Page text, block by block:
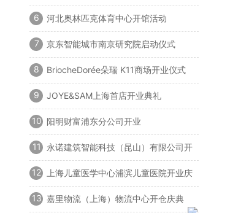
6 河北奥林匹克体育中心开馆活动
7 京东智能城市南京研究院启动仪式
8 BriocheDorée朵瑞 K11商场开业仪式
9 JOYE&SAM上海首店开业典礼
10 阳明财富浦东分公司开业
11
永诺建筑智能科技（昆山）有限公司开
业典礼
12
上海儿童医学中心浦滨儿童医院开业庆
典
13 嘉里物流（上海）物流中心开仓庆典